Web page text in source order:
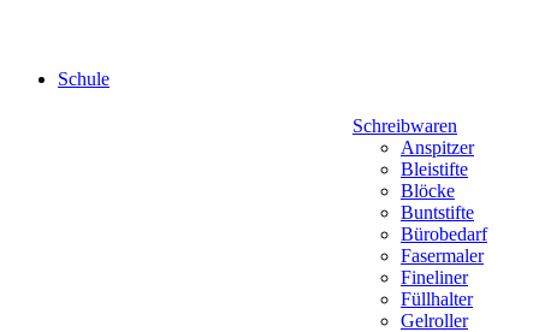
Schule
Schreibwaren
Anspitzer
Bleistifte
Blöcke
Buntstifte
Bürobedarf
Fasermaler
Fineliner
Füllhalter
Gelroller